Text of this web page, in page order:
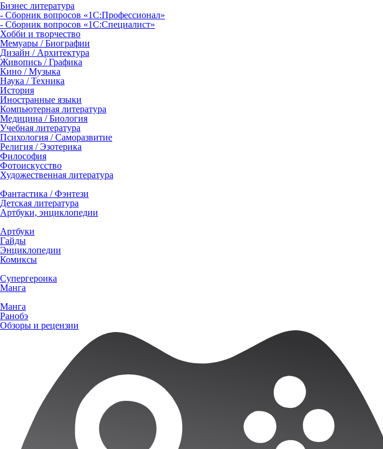
Бизнес литература
- Сборник вопросов «1С:Профессионал»
- Сборник вопросов «1С:Специалист»
Хобби и творчество
Мемуары / Биографии
Дизайн / Архитектура
Живопись / Графика
Кино / Музыка
Наука / Техника
История
Иностранные языки
Компьютерная литература
Медицина / Биология
Учебная литература
Психология / Саморазвитие
Религия / Эзотерика
Философия
Фотоискусство
Художественная литература
Фантастика / Фэнтези
Детская литература
Артбуки, энциклопедии
Артбуки
Гайды
Энциклопедии
Комиксы
Супергероика
Манга
Манга
Ранобэ
Обзоры и рецензии